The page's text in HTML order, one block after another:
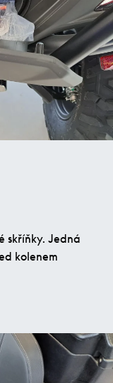
skříňky. Jedná
kolenem